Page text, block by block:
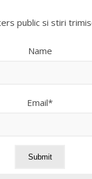
public si stiri
Name
Email*